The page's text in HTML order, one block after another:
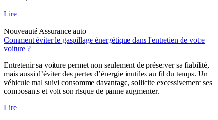
Lire
Nouveauté Assurance auto
Comment éviter le gaspillage énergétique dans l'entretien de votre
voiture ?
Entretenir sa voiture permet non seulement de préserver sa fiabilité,
mais aussi d’éviter des pertes d’énergie inutiles au fil du temps. Un
véhicule mal suivi consomme davantage, sollicite excessivement ses
composants et voit son risque de panne augmenter.
Lire